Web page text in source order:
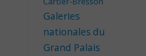
Galeries
nationales du
Grand Palais